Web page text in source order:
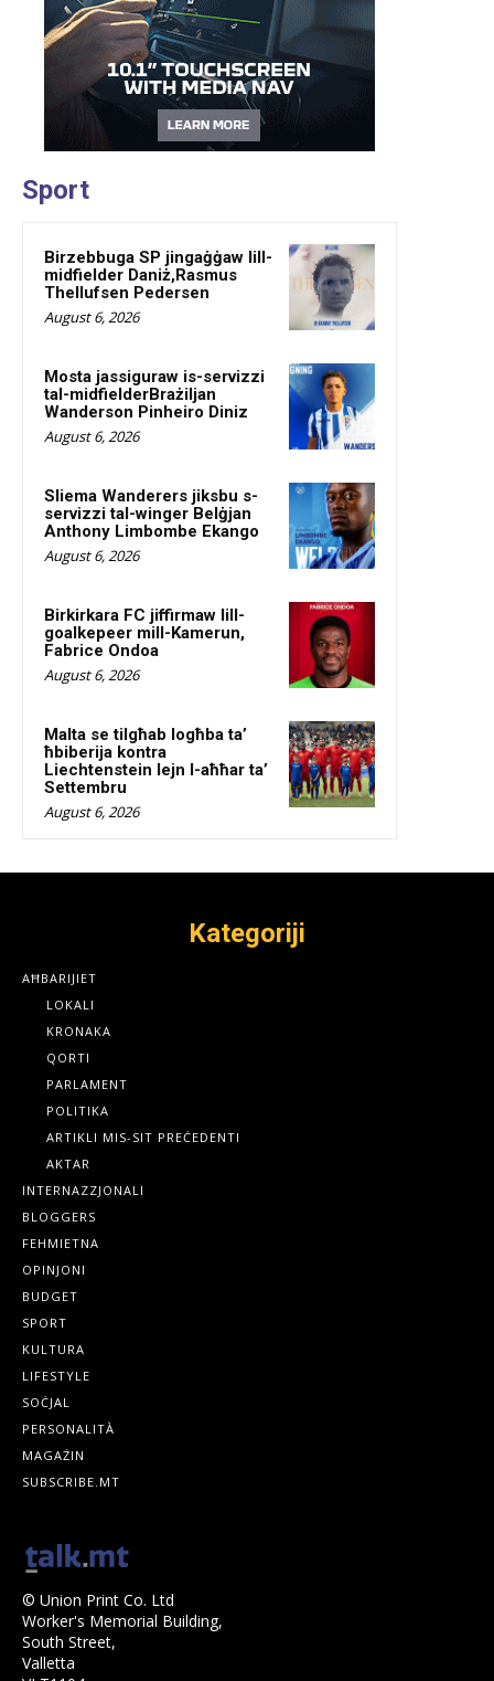
Sport
Birzebbuga SP jingaġġaw lill-
midfielder Daniż,Rasmus
Thellufsen Pedersen
August 6, 2026
Mosta jassiguraw is-servizzi
tal-midfielderBrażiljan
Wanderson Pinheiro Diniz
August 6, 2026
Sliema Wanderers jiksbu s-
servizzi tal-winger Belġjan
Anthony Limbombe Ekango
August 6, 2026
Birkirkara FC jiffirmaw lill-
goalkepeer mill-Kamerun,
Fabrice Ondoa
August 6, 2026
Malta se tilgħab logħba ta’
ħbiberija kontra
Liechtenstein lejn l-aħħar ta’
Settembru
August 6, 2026
Kategoriji
AĦBARIJIET
LOKALI
KRONAKA
QORTI
PARLAMENT
POLITIKA
ARTIKLI MIS-SIT PREĊEDENTI
AKTAR
INTERNAZZJONALI
BLOGGERS
FEHMIETNA
OPINJONI
BUDGET
SPORT
KULTURA
LIFESTYLE
SOĊJAL
PERSONALITÀ
MAGAŻIN
SUBSCRIBE.MT
© Union Print Co. Ltd
Worker's Memorial Building,
South Street,
Valletta